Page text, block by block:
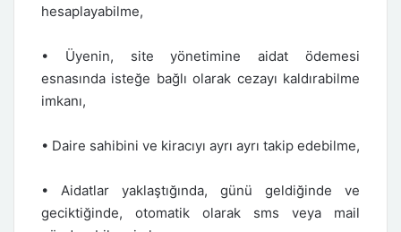
hesaplayabilme,
• Üyenin, site yönetimine aidat ödemesi
esnasında isteğe bağlı olarak cezayı kaldırabilme
imkanı,
• Daire sahibini ve kiracıyı ayrı ayrı takip edebilme,
• Aidatlar yaklaştığında, günü geldiğinde ve
geciktiğinde, otomatik olarak sms veya mail